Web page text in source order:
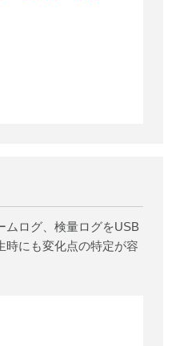
ムログ、検量ログをUSB
時にも変化点の特定が容